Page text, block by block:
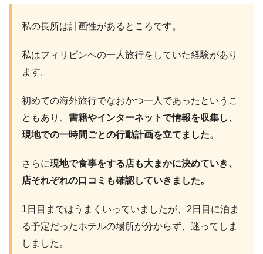
私の長所は計画性があるところです。
私はフィリピンへの一人旅行をしていた経験があり
ます。
初めての海外旅行でなおかつ一人であったというこ
ともあり、 書籍やインターネットで情報を収集し、
現地での一時間ごとの行動計画を立てました。
さらに現地で食事をする店も大まかに決めていき、
店それぞれの口コミも確認していきました。
1日目まではうまくいっていましたが、2日目に泊ま
る予定だったホテルの場所が分からず、迷ってしま
しました。